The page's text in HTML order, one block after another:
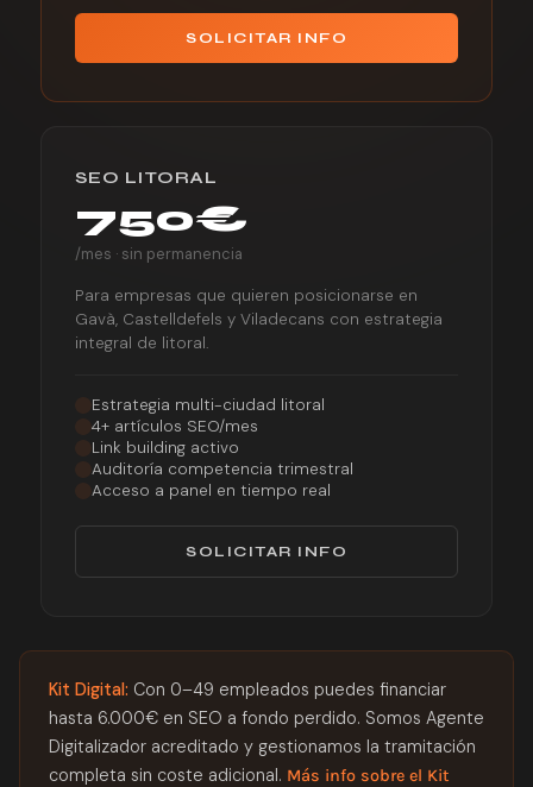
SOLICITAR INFO
SEO LITORAL
750€
/mes · sin permanencia
Para empresas que quieren posicionarse en
Gavà, Castelldefels y Viladecans con estrategia
integral de litoral.
Estrategia multi-ciudad litoral
4+ artículos SEO/mes
Link building activo
Auditoría competencia trimestral
Acceso a panel en tiempo real
SOLICITAR INFO
Kit Digital: Con 0–49 empleados puedes financiar
hasta 6.000€ en SEO a fondo perdido. Somos Agente
Digitalizador acreditado y gestionamos la tramitación
completa sin coste adicional. Más info sobre el Kit